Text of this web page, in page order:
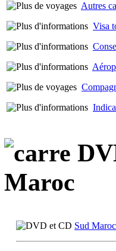
Autres
Visa
Maroc
Sud